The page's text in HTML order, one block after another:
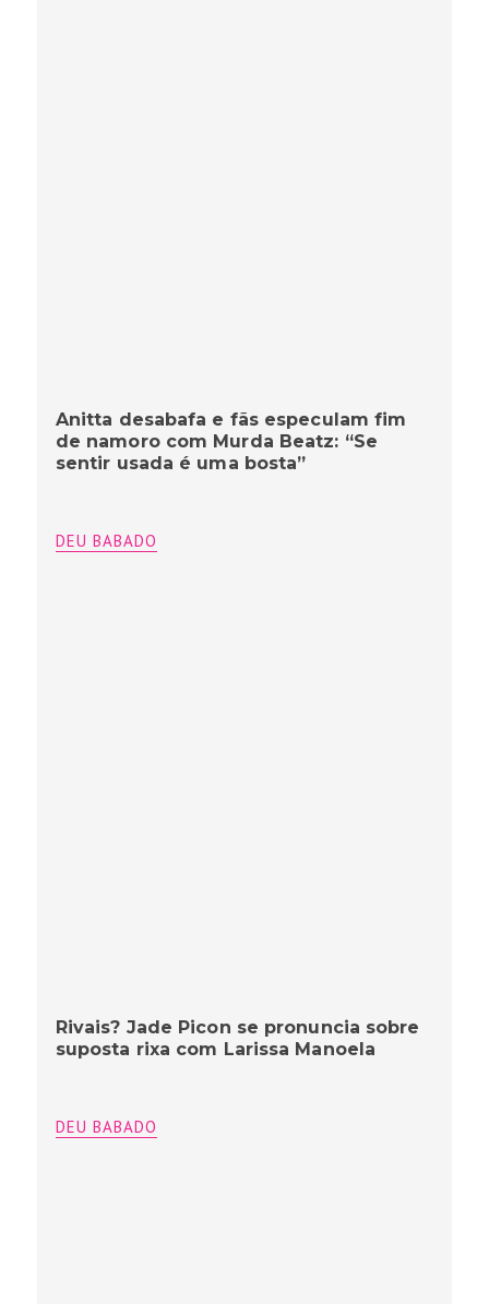
Anitta desabafa e fãs especulam fim
de namoro com Murda Beatz: “Se
sentir usada é uma bosta”
DEU BABADO
Rivais? Jade Picon se pronuncia sobre
suposta rixa com Larissa Manoela
DEU BABADO